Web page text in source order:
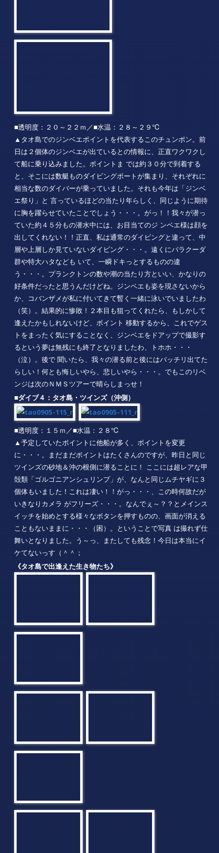
相当な数のダイバーが乗っていました。それも今年は「ジンベ
エ祭り」と 言っているほどの当たり年らしく、同じように期待
に胸を躍らせていたことでしょう・・・。がっ！！我々が潜っ
ていた約４５分もの潜水中には、お目当てのジ ンベエ様は顔を
出してくれない！！正直、私は通常のダイビングと違って、中
層や上層しか見ていないダイビング・・・。遠くにバラクーダ
群や特大ハタなども いて、一瞬ドキっとするものの違
う・・・。プランクトンの数や潮の当たり方といい、かなりの
好条件だったと思うんだけどね。ジンベエも姿を現さないから
か、コバンザメが私に付いてきて暫く一緒に泳いでいましたわ
（笑）。結果的に惨敗！２本目も狙ってくれたら、もしかして
逢えたかもしれないけど、ポイント 移動するから、これでゲス
トをまったく気にすることなく、ジンベエをドアップで撮影す
るという夢は無残にも終了となりましたわ、トホホ・・・
（泣）。後で 聞いたら、我々の潜る前と後にはバッチリ出てた
らしい！何とも悔しいやら、悲しいやら・・・。でもこのリベ
ンジは次のＮＭＳツアーで晴らしまっせ！
■ダイブ４：タオ島・ツインズ（沖側）
■透明度：１５ｍ／■水温：２８℃
▲予定していたポイントに他船が多く、ポイントを変更
に・・・。まだまだポイントはたくさんのですが、昨日と同じ
ツインズの砂地＆沖の根側に潜ることに！ ここには超レアな甲
殻類「ゴルゴニアンシュリンプ」が、なんと同じムチヤギに３
個体もいました！これは凄い！！がっ・・・、この時何故だが
いきなりカメラ がフリーズ・・・。なんでぇ～？？とメインス
イッチを始めとする様々なボタンを押すものの、画面が消える
こともないままに・・・（困）。ということで写真 は撮れず仕
舞いとなりました。う～っ、またしても残念！今日は本当にイ
ケてないっす（＾＾；
《タオ島で出逢えた生き物たち》